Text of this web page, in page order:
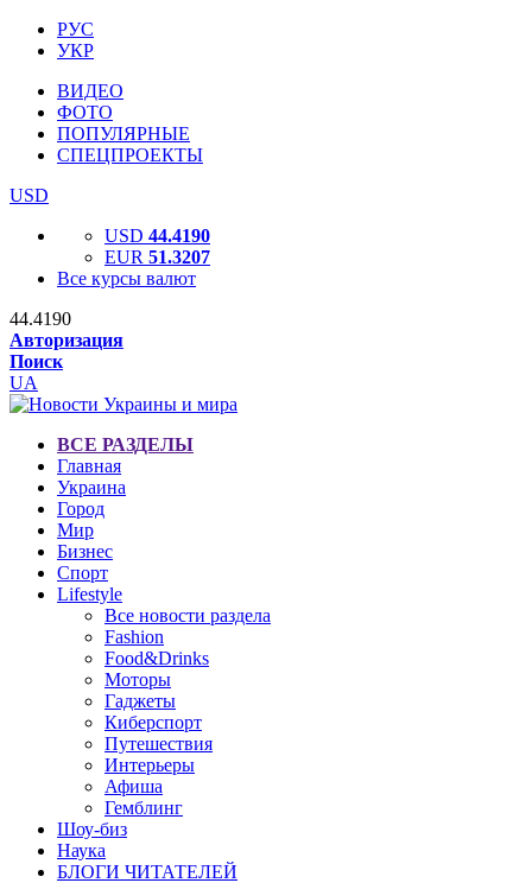
РУС
УКР
ВИДЕО
ФОТО
ПОПУЛЯРНЫЕ
СПЕЦПРОЕКТЫ
USD
USD 44.4190
EUR 51.3207
Все курсы валют
44.4190
Авторизация
Поиск
UA
ВСЕ РАЗДЕЛЫ
Главная
Украина
Город
Мир
Бизнес
Спорт
Lifestyle
Все новости раздела
Fashion
Food&Drinks
Моторы
Гаджеты
Киберспорт
Путешествия
Интерьеры
Афиша
Гемблинг
Шоу-биз
Наука
БЛОГИ ЧИТАТЕЛЕЙ